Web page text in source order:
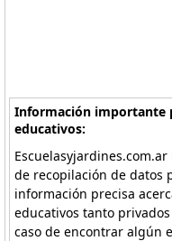
Información importante
educativos:
de recopilación de datos
información precisa
educativos tanto
caso de encontrar algún